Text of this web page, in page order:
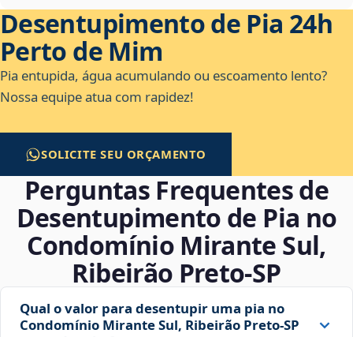
Desentupimento de Pia 24h
Perto de Mim
Pia entupida, água acumulando ou escoamento lento?
Nossa equipe atua com rapidez!
SOLICITE SEU ORÇAMENTO
Perguntas Frequentes de
Desentupimento de Pia no
Condomínio Mirante Sul,
Ribeirão Preto‑SP
Qual o valor para desentupir uma pia no
Condomínio Mirante Sul, Ribeirão Preto‑SP